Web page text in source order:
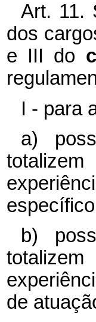
Art. 11.
dos
e III do
I - para
a)
b)
de